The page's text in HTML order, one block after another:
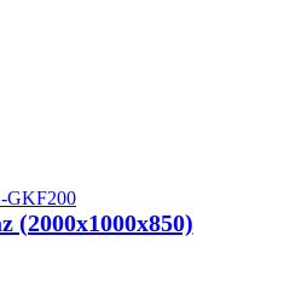
GKF200
(2000x1000x850)